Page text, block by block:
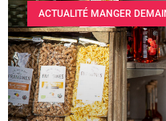
ACTUALITÉ MANGER